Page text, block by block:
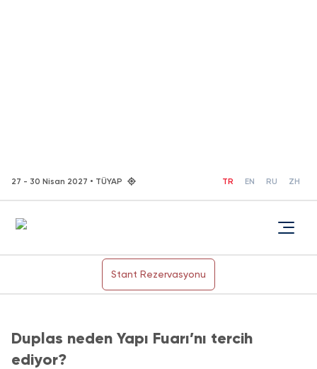
27 - 30 Nisan 2027 • TÜYAP TR EN RU ZH
Stant Rezervasyonu
Duplas neden Yapı Fuarı’nı tercih
ediyor?